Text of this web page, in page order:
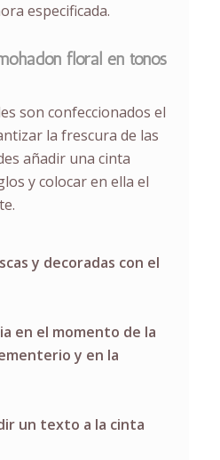
especificada.
floral en tonos
son confeccionados el
la frescura de las
añadir una cinta
y colocar en ella el
y decoradas con el
en el momento de la
y en la
un texto a la cinta